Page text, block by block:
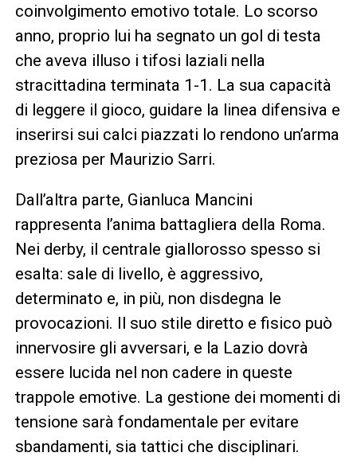
coinvolgimento emotivo totale. Lo scorso
anno, proprio lui ha segnato un gol di testa
che aveva illuso i tifosi laziali nella
stracittadina terminata 1-1. La sua capacità
di leggere il gioco, guidare la linea difensiva e
inserirsi sui calci piazzati lo rendono un’arma
preziosa per Maurizio Sarri.
Dall’altra parte, Gianluca Mancini
rappresenta l’anima battagliera della Roma.
Nei derby, il centrale giallorosso spesso si
esalta: sale di livello, è aggressivo,
determinato e, in più, non disdegna le
provocazioni. Il suo stile diretto e fisico può
innervosire gli avversari, e la Lazio dovrà
essere lucida nel non cadere in queste
trappole emotive. La gestione dei momenti di
tensione sarà fondamentale per evitare
sbandamenti, sia tattici che disciplinari.